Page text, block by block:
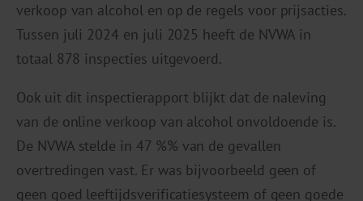
verkoop van alcohol en op de regels voor prijsacties.
Tussen juli 2024 en juli 2025 heeft de NVWA in
totaal 878 inspecties uitgevoerd.
Ook uit dit inspectierapport blijkt dat de naleving
van de online verkoop van alcohol onvoldoende is.
De NVWA stelde in 47 %% van de gevallen
overtredingen vast. Er was bijvoorbeeld geen of
geen goed leeftijdsverificatiesysteem of geen goede